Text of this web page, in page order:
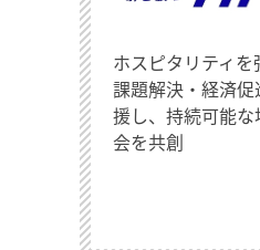
ホスピタリティを
課題解決・経済促
援し、持続可能な
会を共創